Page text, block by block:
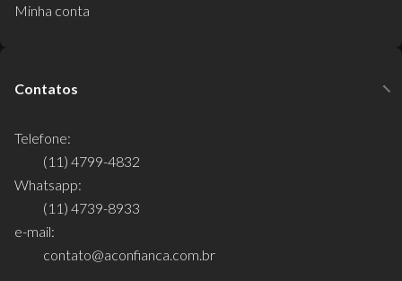
Minha conta
Contatos
Telefone:
(11) 4799-4832
Whatsapp:
(11) 4739-8933
e-mail:
contato@aconfianca.com.br